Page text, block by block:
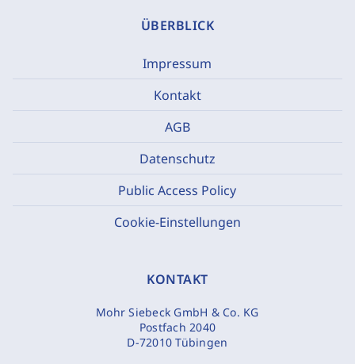
ÜBERBLICK
Impressum
Kontakt
AGB
Datenschutz
Public Access Policy
Cookie-Einstellungen
KONTAKT
Mohr Siebeck GmbH & Co. KG
Postfach 2040
D-72010 Tübingen